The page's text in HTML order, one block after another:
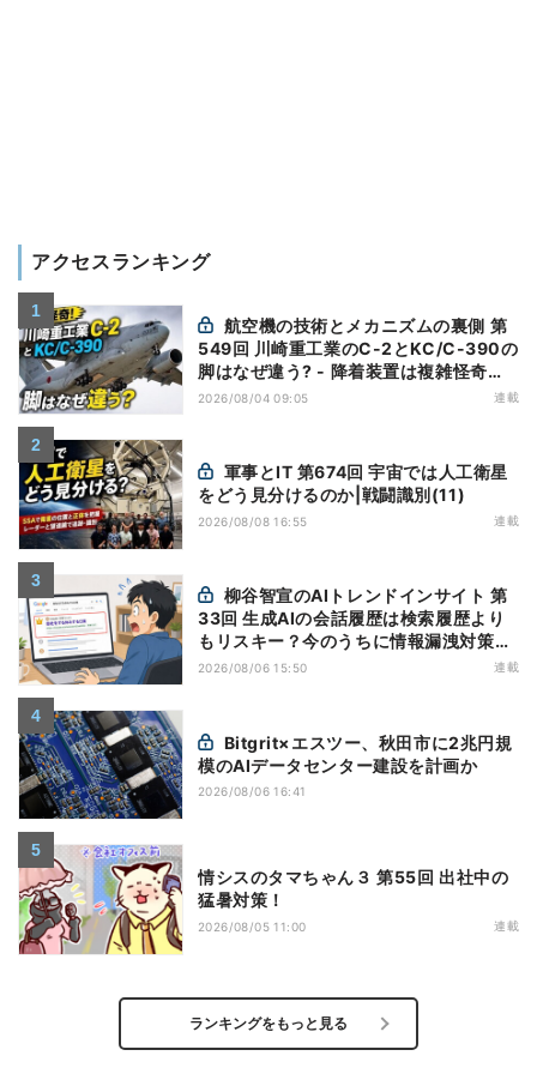
アクセスランキング
549回 川崎重工業のC-2とKC/C-390の
脚はなぜ違う? - 降着装置は複雑怪奇
(5)|軍用輸送機(10)
2026/08/04 09:05 連載
をどう見分けるのか|戦闘識別(11)
2026/08/08 16:55 連載
33回 生成AIの会話履歴は検索履歴より
もリスキー？今のうちに情報漏洩対策を
万全にしておこう
2026/08/06 15:50 連載
模のAIデータセンター建設を計画か
2026/08/06 16:41
情シスのタマちゃん３ 第55回 出社中の
猛暑対策！
2026/08/05 11:00 連載
ランキングをもっと見る